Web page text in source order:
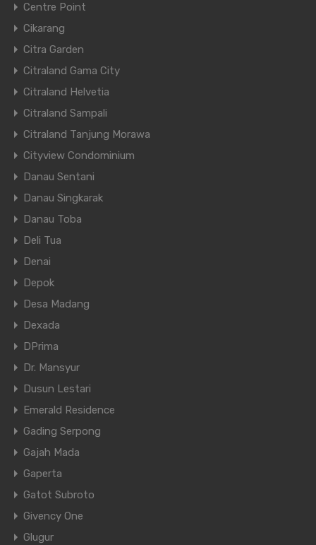
Centre Point
Cikarang
Citra Garden
Citraland Gama City
Citraland Helvetia
Citraland Sampali
Citraland Tanjung Morawa
Cityview Condominium
Danau Sentani
Danau Singkarak
Danau Toba
Deli Tua
Denai
Depok
Desa Madang
Dexada
DPrima
Dr. Mansyur
Dusun Lestari
Emerald Residence
Gading Serpong
Gajah Mada
Gaperta
Gatot Subroto
Givency One
Glugur